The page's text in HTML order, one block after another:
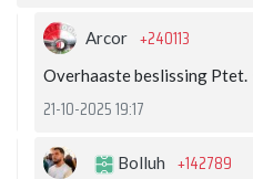
Arcor +240113
Overhaaste beslissing Ptet.
21-10-2025 19:17
Bolluh +142789